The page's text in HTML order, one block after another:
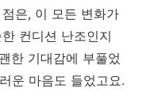
은, 이 모든 변화가
컨디션 난조인지
한 기대감에 부풀었
운 마음도 들었고요.